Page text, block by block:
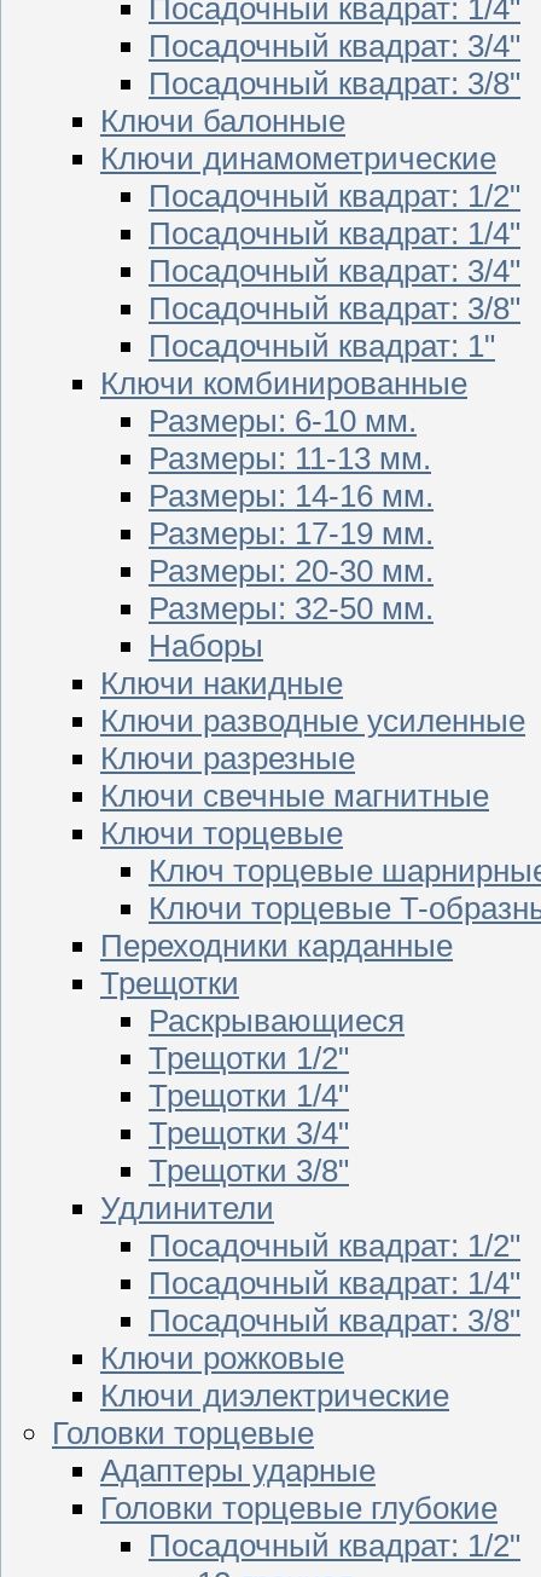
Посадочный квадрат: 1/4"
Посадочный квадрат: 3/4"
Посадочный квадрат: 3/8"
Ключи балонные
Ключи динамометрические
Посадочный квадрат: 1/2"
Посадочный квадрат: 1/4"
Посадочный квадрат: 3/4"
Посадочный квадрат: 3/8"
Посадочный квадрат: 1"
Ключи комбинированные
Размеры: 6-10 мм.
Размеры: 11-13 мм.
Размеры: 14-16 мм.
Размеры: 17-19 мм.
Размеры: 20-30 мм.
Размеры: 32-50 мм.
Наборы
Ключи накидные
Ключи разводные усиленные
Ключи разрезные
Ключи свечные магнитные
Ключи торцевые
Ключ торцевые
Ключи торцевые T-
Переходники карданные
Трещотки
Раскрывающиеся
Трещотки 1/2"
Трещотки 1/4"
Трещотки 3/4"
Трещотки 3/8"
Удлинители
Посадочный квадрат: 1/2"
Посадочный квадрат: 1/4"
Посадочный квадрат: 3/8"
Ключи рожковые
Ключи диэлектрические
Головки торцевые
Адаптеры ударные
Головки торцевые глубокие
Посадочный квадрат: 1/2"